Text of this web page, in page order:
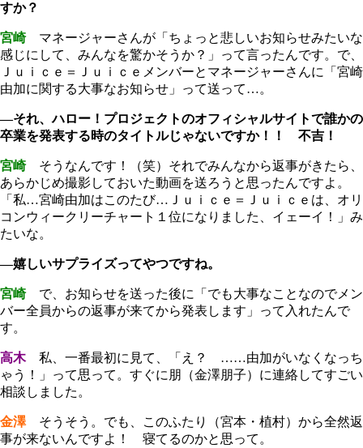
すか？
宮崎マネージャーさんが「ちょっと悲しいお知らせみたいな
感じにして、みんなを驚かそうか？」って言ったんです。で、
Ｊｕｉｃｅ＝Ｊｕｉｃｅメンバーとマネージャーさんに「宮崎
由加に関する大事なお知らせ」って送って…。
―それ、ハロー！プロジェクトのオフィシャルサイトで誰かの
卒業を発表する時のタイトルじゃないですか！！ 不吉！
宮崎そうなんです！（笑）それでみんなから返事がきたら、
あらかじめ撮影しておいた動画を送ろうと思ったんですよ。
「私…宮崎由加はこのたび…Ｊｕｉｃｅ＝Ｊｕｉｃｅは、オリ
コンウィークリーチャート１位になりました、イェーイ！」み
たいな。
―嬉しいサプライズってやつですね。
宮崎で、お知らせを送った後に「でも大事なことなのでメン
バー全員からの返事が来てから発表します」って入れたんで
す。
高木私、一番最初に見て、「え？ ……由加がいなくなっち
ゃう！」って思って。すぐに朋（金澤朋子）に連絡してすごい
相談しました。
金澤そうそう。でも、このふたり（宮本・植村）から全然返
事が来ないんですよ！ 寝てるのかと思って。